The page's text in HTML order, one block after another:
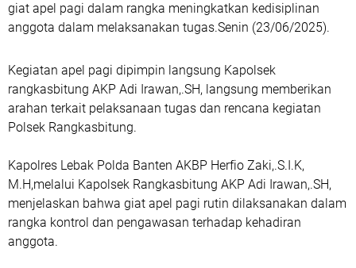
giat apel pagi dalam rangka meningkatkan kedisiplinan
anggota dalam melaksanakan tugas.Senin (23/06/2025).
Kegiatan apel pagi dipimpin langsung Kapolsek
rangkasbitung AKP Adi Irawan,.SH, langsung memberikan
arahan terkait pelaksanaan tugas dan rencana kegiatan
Polsek Rangkasbitung.
Kapolres Lebak Polda Banten AKBP Herfio Zaki,.S.I.K,
M.H,melalui Kapolsek Rangkasbitung AKP Adi Irawan,.SH,
menjelaskan bahwa giat apel pagi rutin dilaksanakan dalam
rangka kontrol dan pengawasan terhadap kehadiran
anggota.